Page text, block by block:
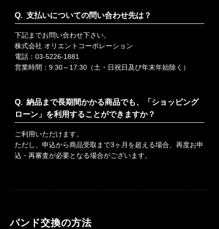
支払いについての問い合わせ先は？
下記までお問い合わせ下さい。
株式会社 オリエントコーポレーション
電話：03-5226-1881
営業時間：9:30～17:30（土・日祝日及び年末年始除く）
納品まで長期間かかる商品でも、「ショッピング
ローン」を利用することができますか？
ご利用いただけます。
ただし、申込から商品受取まで3ヶ月を超える場合、再度お申
込・再審査が必要となる場合がございます。
バンド交換の方法